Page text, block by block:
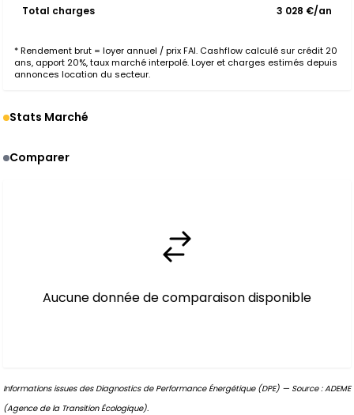
Total charges 3 028 €/an
* Rendement brut = loyer annuel / prix FAI. Cashflow calculé sur crédit 20
ans, apport 20%, taux marché interpolé. Loyer et charges estimés depuis
annonces location du secteur.
Stats Marché
Comparer
Aucune donnée de comparaison disponible
Informations issues des Diagnostics de Performance Énergétique (DPE) — Source : ADEME
(Agence de la Transition Écologique).